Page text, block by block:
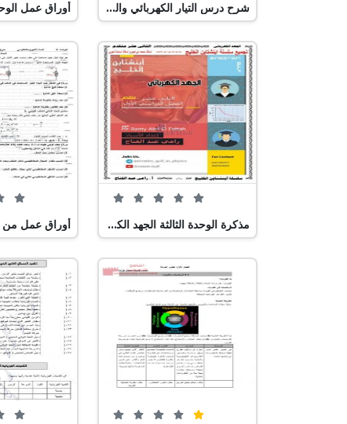
شرح درس التيار الكهربائي والدوائر الكهربائية مقرر فيز 311
0 من 5 (0 تصويت)
مذكرة الوحدة الثالثة الجهد الكهربائي, (فيزياء) الثاني عشر المتقدم
1 من 5 (1 تصويت)